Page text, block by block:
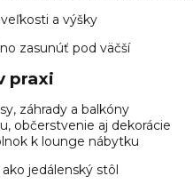
a výšky
zasunúť pod väčší
praxi
záhrady a balkóny
občerstvenie aj dekorácie
k lounge nábytku
jedálenský stôl